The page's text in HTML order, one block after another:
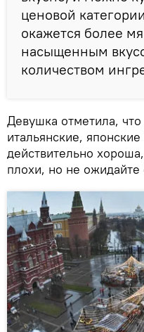
ценовой
окажется более
насыщенным
количеством
Девушка отметила,
итальянские,
действительно
плохи, но не